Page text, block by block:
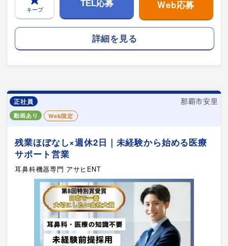
キープ
TEL応募 Web応募
詳細を見る
正社員 那覇市安里
動画あり Web限定
残業ほぼなし×週休2日｜未経験から始める医療
サポート営業
耳鼻科機器専門 アサヒENT